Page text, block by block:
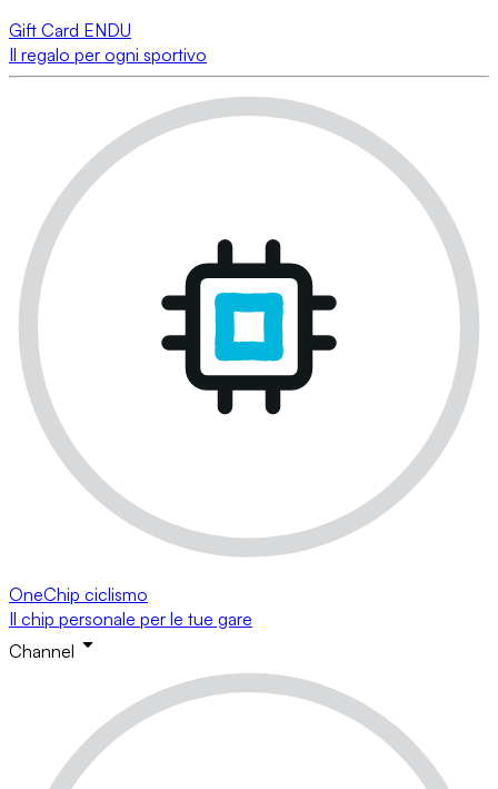
Gift Card ENDU
Il regalo per ogni sportivo
OneChip ciclismo
Il chip personale per le tue gare
Channel